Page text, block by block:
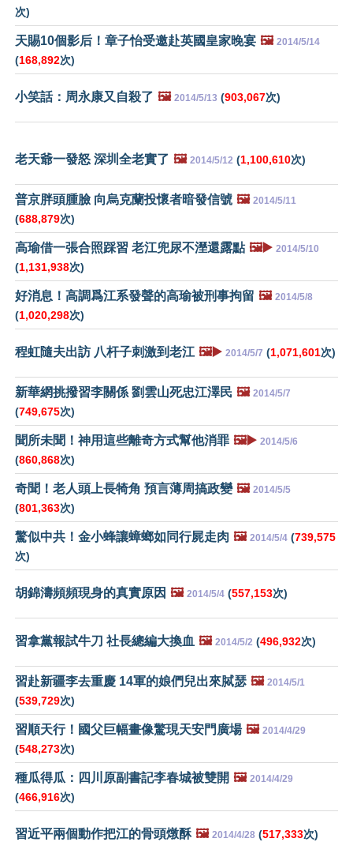
次)
天賜10個影后！章子怡受邀赴英國皇家晚宴 🖼️ 2014/5/14
(168,892次)
小笑話：周永康又自殺了 🖼️ 2014/5/13 (903,067次)
老天爺一發怒 深圳全老實了 🖼️ 2014/5/12 (1,100,610次)
普京胖頭腫臉 向烏克蘭投懷者暗發信號 🖼️ 2014/5/11
(688,879次)
高瑜借一張合照踩習 老江兜尿不溼還露點 🖼️▶️ 2014/5/10
(1,131,938次)
好消息！高調爲江系發聲的高瑜被刑事拘留 🖼️ 2014/5/8
(1,020,298次)
程虹隨夫出訪 八杆子刺激到老江 🖼️▶️ 2014/5/7 (1,071,601次)
新華網挑撥習李關係 劉雲山死忠江澤民 🖼️ 2014/5/7
(749,675次)
聞所未聞！神用這些離奇方式幫他消罪 🖼️▶️ 2014/5/6
(860,868次)
奇聞！老人頭上長犄角 預言薄周搞政變 🖼️ 2014/5/5
(801,363次)
驚似中共！金小蜂讓蟑螂如同行屍走肉 🖼️ 2014/5/4 (739,575
次)
胡錦濤頻頻現身的真實原因 🖼️ 2014/5/4 (557,153次)
習拿黨報試牛刀 社長總編大換血 🖼️ 2014/5/2 (496,932次)
習赴新疆李去重慶 14軍的娘們兒出來脦瑟 🖼️ 2014/5/1
(539,729次)
習順天行！國父巨幅畫像驚現天安門廣場 🖼️ 2014/4/29
(548,273次)
種瓜得瓜：四川原副書記李春城被雙開 🖼️ 2014/4/29
(466,916次)
習近平兩個動作把江的骨頭燉酥 🖼️ 2014/4/28 (517,333次)